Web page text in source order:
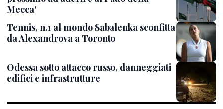
Mecca'
Tennis, n.1 al mondo Sabalenka sconfitta
da Alexandrova a Toronto
Odessa sotto attacco russo, danneggiati
edifici e infrastrutture